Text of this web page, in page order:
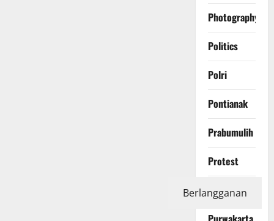
Photography
Politics
Polri
Pontianak
Prabumulih
Protest
Purbalingga
Berlangganan